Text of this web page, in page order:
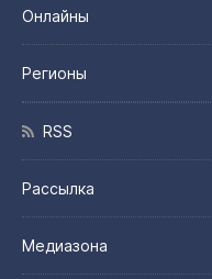
Онлайны
Регионы
RSS
Рассылка
Медиазона